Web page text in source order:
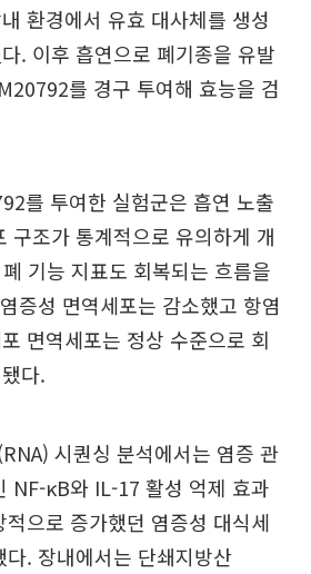
환경에서 유효 대사체를 생성
. 이후 흡연으로 폐기종을 유발
를 경구 투여해 효능을 검
를 투여한 실험군은 흡연 노출
구조가 통계적으로 유의하게 개
기능 지표도 회복되는 흐름을
증성 면역세포는 감소했고 항염
면역세포는 정상 수준으로 회
다.
시퀀싱 분석에서는 염증 관
NF-κB와 IL-17 활성 억제 효과
으로 증가했던 염증성 대식세
. 장내에서는 단쇄지방산